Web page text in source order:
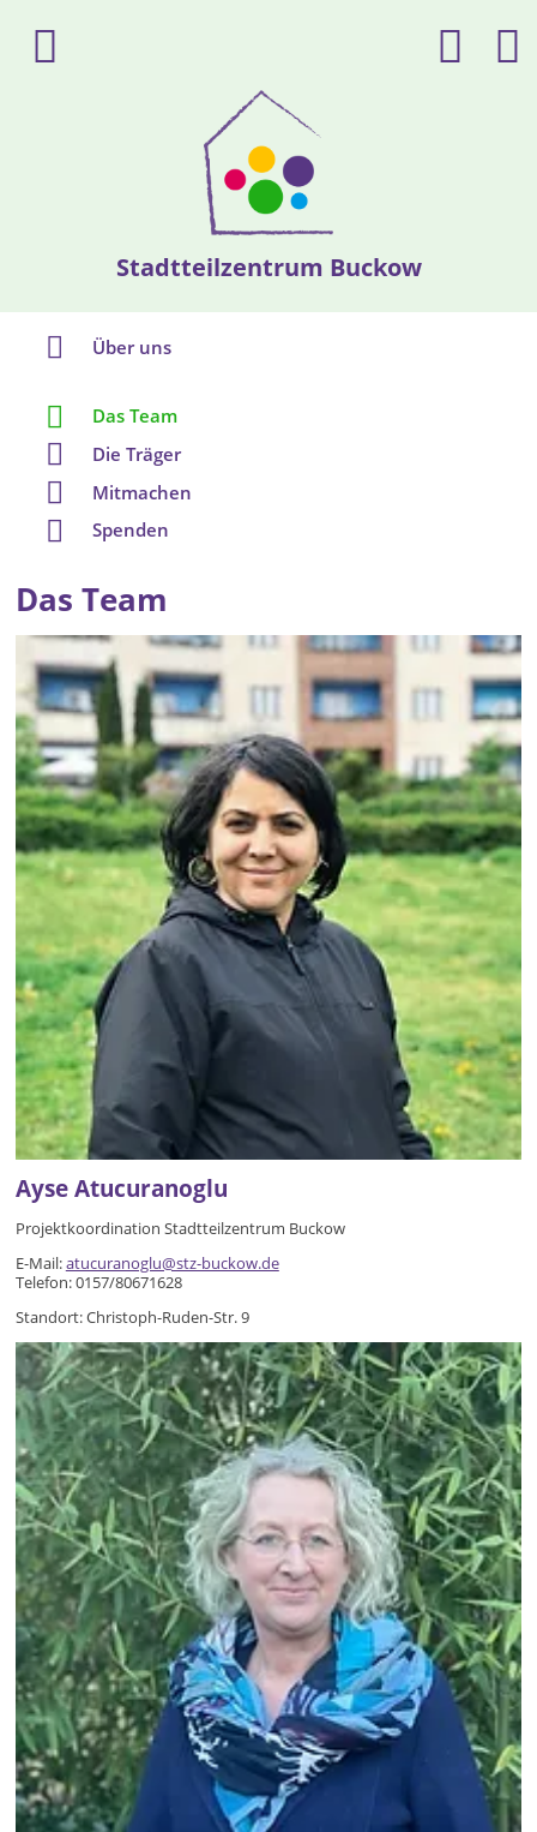
Stadtteilzentrum Buckow
Das Team
Ayse Atucuranoglu
Projektkoordination Stadtteilzentrum Buckow
E-Mail:atucuranoglu@stz-buckow.de
Telefon: 0157/80671628
​Standort: Christoph-Ruden-Str. 9
Über uns
Das Team
Die Träger
Mitmachen
Spenden